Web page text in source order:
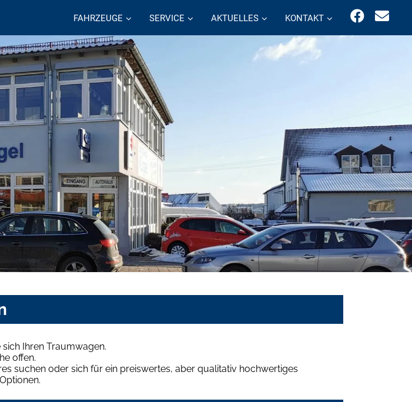
FAHRZEUGE SERVICE AKTUELLES KONTAKT
Ihren Traumwagen.
offen.
suchen oder sich für ein preiswertes, aber qualitativ hochwertiges